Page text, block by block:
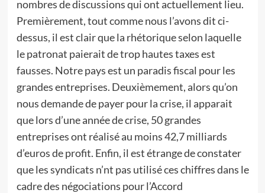
nombres de discussions qui ont actuellement lieu.
Premièrement, tout comme nous l’avons dit ci-
dessus, il est clair que la rhétorique selon laquelle
le patronat paierait de trop hautes taxes est
fausses. Notre pays est un paradis fiscal pour les
grandes entreprises. Deuxièmement, alors qu’on
nous demande de payer pour la crise, il apparait
que lors d’une année de crise, 50 grandes
entreprises ont réalisé au moins 42,7 milliards
d’euros de profit. Enfin, il est étrange de constater
que les syndicats n’nt pas utilisé ces chiffres dans le
cadre des négociations pour l’Accord